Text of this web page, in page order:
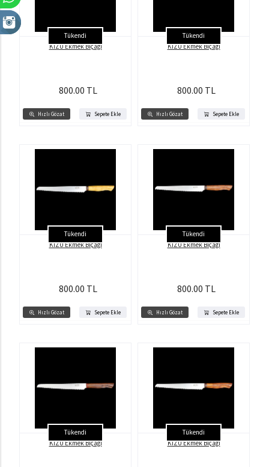
Tükendi
Hızlı Gözat Sepete Ekle
KİZU Ekmek Bıçağı
800.00 TL
Tükendi
Hızlı Gözat Sepete Ekle
KİZU Ekmek Bıçağı
800.00 TL
Tükendi
Hızlı Gözat Sepete Ekle
KİZU Ekmek Bıçağı
800.00 TL
Tükendi
Hızlı Gözat Sepete Ekle
KİZU Ekmek Bıçağı
800.00 TL
Tükendi
KİZU Ekmek Bıçağı
Tükendi
KİZU Ekmek Bıçağı